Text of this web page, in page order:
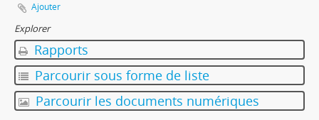
Ajouter
Explorer
Rapports
Parcourir sous forme de liste
Parcourir les documents numériques